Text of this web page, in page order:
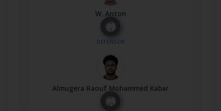
W. Anton
Nº
2
DEFENSOR
Almugera Raouf Mohammed Kabar
Nº
42